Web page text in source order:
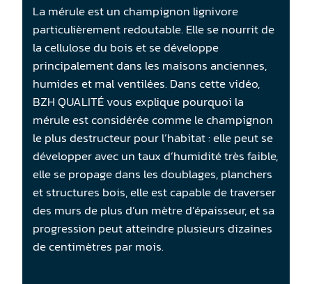
La mérule est un champignon lignivore
particulièrement redoutable. Elle se nourrit de
la cellulose du bois et se développe
principalement dans les maisons anciennes,
humides et mal ventilées. Dans cette vidéo,
BZH QUALITÉ vous explique pourquoi la
mérule est considérée comme le champignon
le plus destructeur pour l’habitat : elle peut se
développer avec un taux d’humidité très faible,
elle se propage dans les doublages, planchers
et structures bois, elle est capable de traverser
des murs de plus d’un mètre d’épaisseur, et sa
progression peut atteindre plusieurs dizaines
de centimètres par mois.